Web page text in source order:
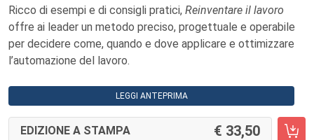
Ricco di esempi e di consigli pratici, Reinventare il lavoro
offre ai leader un metodo preciso, progettuale e operabile
per decidere come, quando e dove applicare e ottimizzare
l’automazione del lavoro.
LEGGI ANTEPRIMA
EDIZIONE A STAMPA 33,50